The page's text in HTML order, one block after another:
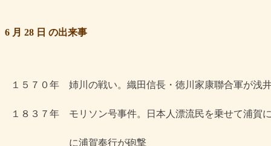
6 月 28 日 の出来事